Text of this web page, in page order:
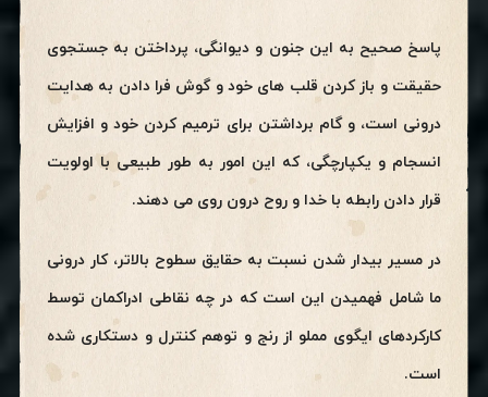
پاسخ صحیح به این جنون و دیوانگی، پرداختن به جستجوی
حقیقت و باز کردن قلب های خود و گوش فرا دادن به هدایت
درونی است، و گام برداشتن برای ترمیم کردن خود و افزایش
انسجام و یکپارچگی، که این امور به طور طبیعی با اولویت
قرار دادن رابطه با خدا و روح درون روی می دهند.
در مسیر بیدار شدن نسبت به حقایق سطوح بالاتر، کار درونی
ما شامل فهمیدن این است که در چه نقاطی ادراکمان توسط
کارکردهای ایگوی مملو از رنج و توهم کنترل و دستکاری شده
است.